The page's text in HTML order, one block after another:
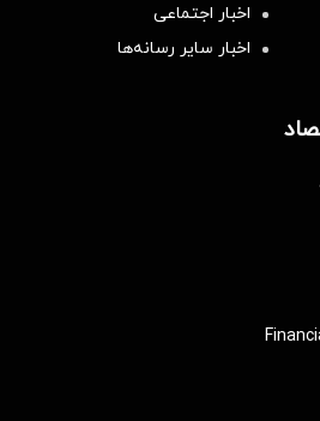
اخبار اجتماعی
اخبار سایر رسانه‌‌ها